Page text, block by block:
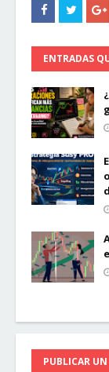
ENTRADAS
PUBLICAR